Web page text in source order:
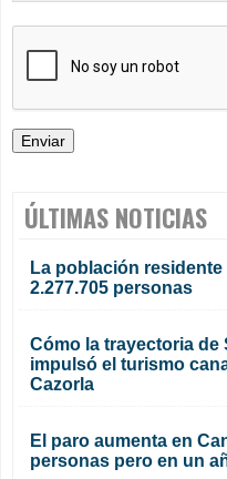
ÚLTIMAS NOTICIAS
La población
2.277.705 personas
Cómo la trayectoria de
impulsó el turismo
Cazorla
El paro aumenta en
personas pero en un